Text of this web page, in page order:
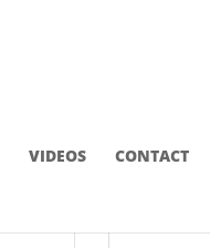
VIDEOS CONTACT